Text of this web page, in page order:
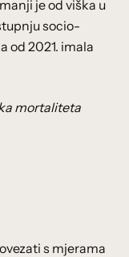
je od viška u
socio-
od 2021. imala
mortaliteta
s mjerama